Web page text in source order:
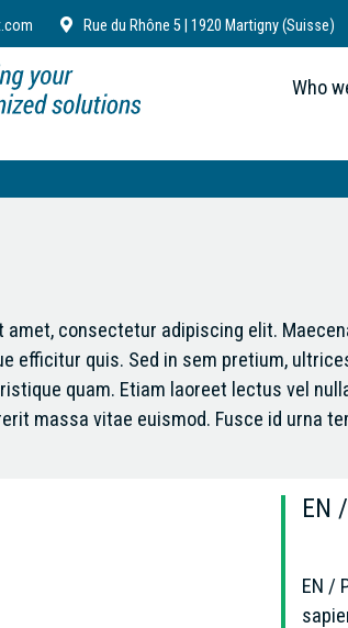
Rue du Rhône 5 | 1920 Martigny (Suisse)
Who
amet, consectetur adipiscing elit.
efficitur quis. Sed in sem pretium,
quam. Etiam laoreet lectus vel
massa vitae euismod. Fusce id urna
EN
EN /